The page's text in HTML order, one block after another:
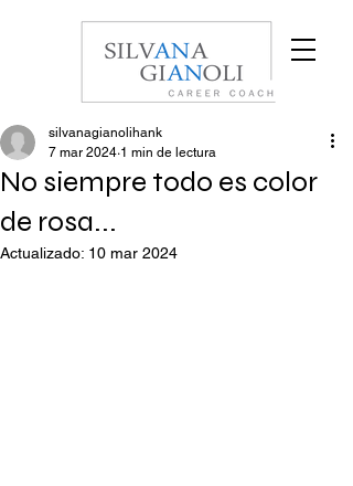
No siempre todo es color
de rosa...
silvanagianolihank
7 mar 2024 1 min de lectura
Actualizado: 10 mar 2024